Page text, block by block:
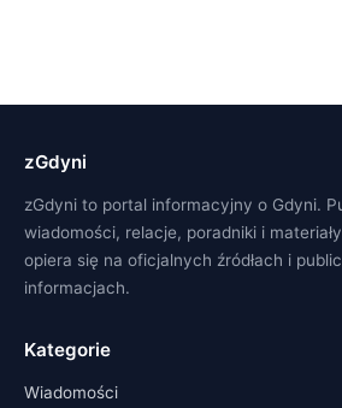
zGdyni
zGdyni to portal informacyjny o Gdyni.
wiadomości, relacje, poradniki i
opiera się na oficjalnych źródłach i
informacjach.
Kategorie
Wiadomości